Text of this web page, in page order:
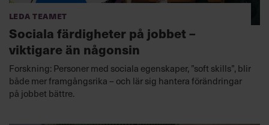
Leda teamet
Sociala färdigheter på jobbet –
viktigare än någonsin
Forskning: Personer med sociala egenskaper, ”soft skills”, blir
både mer framgångsrika – och lär sig hantera förändringar
på jobbet bättre.